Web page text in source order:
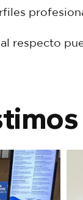
respecto